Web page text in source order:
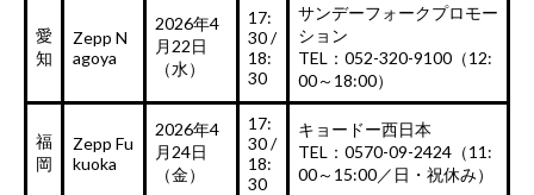
愛
知
Zepp N
agoya
2026年4
月22日
（水）
17:
30 /
18:
30
サンデーフォークプロモー
ション
TEL：052-320-9100（12:
00～18:00）
福
岡
Zepp Fu
kuoka
2026年4
月24日
（金）
17:
30 /
18:
30
キョードー西日本
TEL：0570-09-2424（11:
00～15:00／日・祝休み）